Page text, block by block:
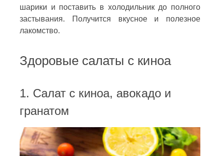
шарики и поставить в холодильник до полного
застывания. Получится вкусное и полезное
лакомство.
Здоровые салаты с киноа
1. Салат с киноа, авокадо и
гранатом